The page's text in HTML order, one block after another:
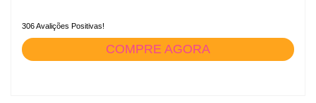
306 Avalições Positivas!
COMPRE AGORA